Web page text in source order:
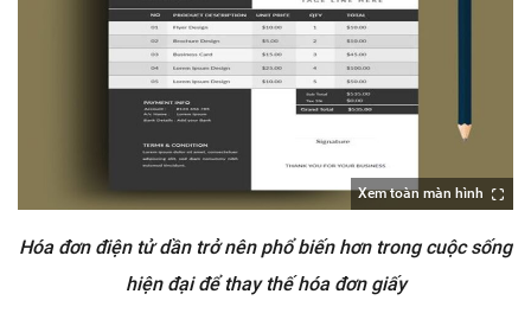
Xem toàn màn hình
Hóa đơn điện tử dần trở nên phổ biến hơn trong cuộc sống
hiện đại để thay thế hóa đơn giấy